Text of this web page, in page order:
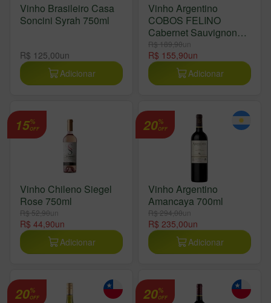
Vinho Brasileiro Casa
Soncini Syrah 750ml
R$ 125,00un
Adicionar
Vinho Argentino
COBOS FELINO
Cabernet Sauvignon
750ml
R$ 189,90un
R$ 155,90un
Adicionar
15%
OFF
Vinho Chileno Siegel
Rose 750ml
R$ 52,90un
R$ 44,90un
Adicionar
20%
OFF
Vinho Argentino
Amancaya 700ml
R$ 294,00un
R$ 235,00un
Adicionar
20%
OFF 20%
OFF